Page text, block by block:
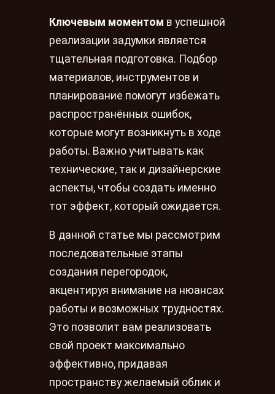
Ключевым моментом в успешной
реализации задумки является
тщательная подготовка. Подбор
материалов, инструментов и
планирование помогут избежать
распространённых ошибок,
которые могут возникнуть в ходе
работы. Важно учитывать как
технические, так и дизайнерские
аспекты, чтобы создать именно
тот эффект, который ожидается.
В данной статье мы рассмотрим
последовательные этапы
создания перегородок,
акцентируя внимание на нюансах
работы и возможных трудностях.
Это позволит вам реализовать
свой проект максимально
эффективно, придавая
пространству желаемый облик и